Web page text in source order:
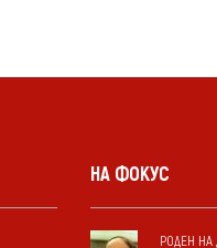
НА ФОКУС
РОДЕН